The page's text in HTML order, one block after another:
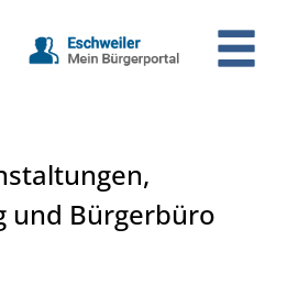
und Bürgerbüro